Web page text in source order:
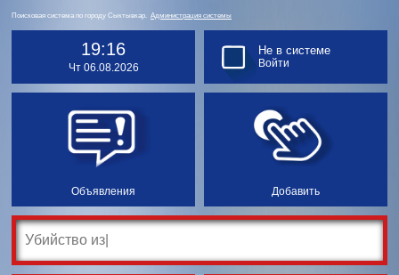
Поисковая система по городу Сыктывкар. Администрация системы
19:16
Чт 06.08.2026
Объявления Добавить
Не в системе
Войти